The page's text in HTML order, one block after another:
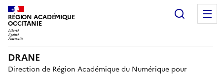
RÉGION ACADÉMIQUE
OCCITANIE
DRANE
Direction de Région Académique du Numérique pour